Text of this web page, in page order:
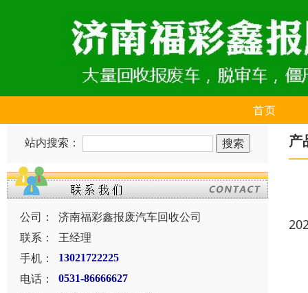
首页
站内搜索：
公司：
济南福彩鑫报废汽车回收公司
联系：
王经理
手机：
13021722225
电话： 0531-86666627
产